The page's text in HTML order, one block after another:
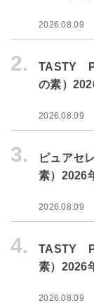
2026.08.09
2.
TASTY
の素）
2026.08.09
3.
ピュアセ
素）2026
2026.08.09
4.
TASTY
素）2026
2026.08.09